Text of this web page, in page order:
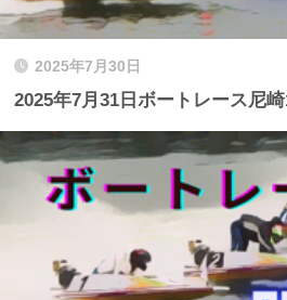
2025年7月30日
2025年7月31日ボートレース尼